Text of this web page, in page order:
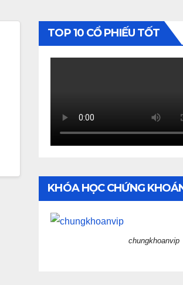
TOP 10 CỔ PHIẾU TỐT
KHÓA HỌC CHỨNG
chungkhoanvip